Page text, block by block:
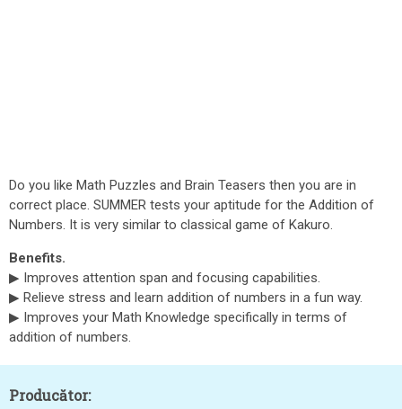
Do you like Math Puzzles and Brain Teasers then you are in
correct place. SUMMER tests your aptitude for the Addition of
Numbers. It is very similar to classical game of Kakuro.
Benefits.
▶ Improves attention span and focusing capabilities.
▶ Relieve stress and learn addition of numbers in a fun way.
▶ Improves your Math Knowledge specifically in terms of
addition of numbers.
Producător: